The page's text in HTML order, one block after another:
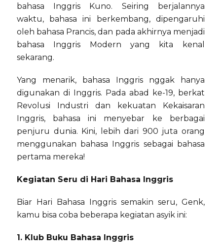
bahasa Inggris Kuno. Seiring berjalannya
waktu, bahasa ini berkembang, dipengaruhi
oleh bahasa Prancis, dan pada akhirnya menjadi
bahasa Inggris Modern yang kita kenal
sekarang.
Yang menarik, bahasa Inggris nggak hanya
digunakan di Inggris. Pada abad ke-19, berkat
Revolusi Industri dan kekuatan Kekaisaran
Inggris, bahasa ini menyebar ke berbagai
penjuru dunia. Kini, lebih dari 900 juta orang
menggunakan bahasa Inggris sebagai bahasa
pertama mereka!
Kegiatan Seru di Hari Bahasa Inggris
Biar Hari Bahasa Inggris semakin seru, Genk,
kamu bisa coba beberapa kegiatan asyik ini:
1. Klub Buku Bahasa Inggris